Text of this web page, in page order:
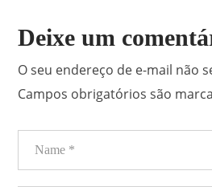
Deixe um
O seu endereço de e-mail não
Campos obrigatórios são